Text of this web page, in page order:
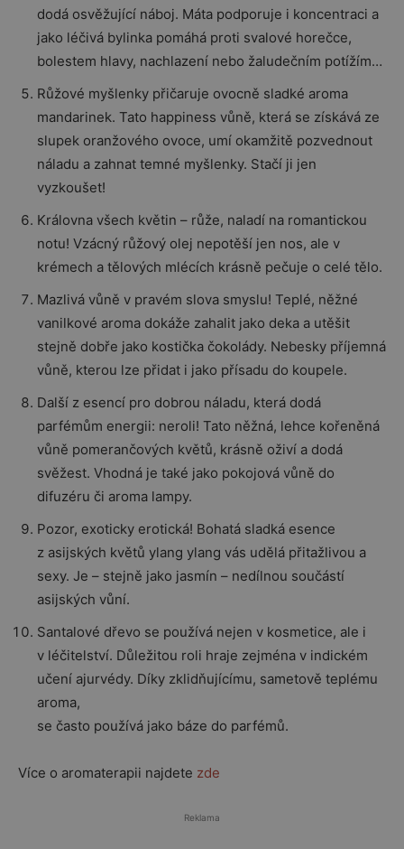
dodá osvěžující náboj. Máta podporuje i koncentraci a
jako léčivá bylinka pomáhá proti svalové horečce,
bolestem hlavy, nachlazení nebo žaludečním potížím…
Růžové myšlenky přičaruje ovocně sladké aroma
mandarinek. Tato happiness vůně, která se získává ze
slupek oranžového ovoce, umí okamžitě pozvednout
náladu a zahnat temné myšlenky. Stačí ji jen
vyzkoušet!
Královna všech květin – růže, naladí na romantickou
notu! Vzácný růžový olej nepotěší jen nos, ale v
krémech a tělových mlécích krásně pečuje o celé tělo.
Mazlivá vůně v pravém slova smyslu! Teplé, něžné
vanilkové aroma dokáže zahalit jako deka a utěšit
stejně dobře jako kostička čokolády. Nebesky příjemná
vůně, kterou lze přidat i jako přísadu do koupele.
Další z esencí pro dobrou náladu, která dodá
parfémům energii: neroli! Tato něžná, lehce kořeněná
vůně pomerančových květů, krásně oživí a dodá
svěžest. Vhodná je také jako pokojová vůně do
difuzéru či aroma lampy.
Pozor, exoticky erotická! Bohatá sladká esence
z asijských květů ylang ylang vás udělá přitažlivou a
sexy. Je – stejně jako jasmín – nedílnou součástí
asijských vůní.
Santalové dřevo se používá nejen v kosmetice, ale i
v léčitelství. Důležitou roli hraje zejména v indickém
učení ajurvédy. Díky zklidňujícímu, sametově teplému
aroma,
se často používá jako báze do parfémů.
Více o aromaterapii najdete zde
Reklama